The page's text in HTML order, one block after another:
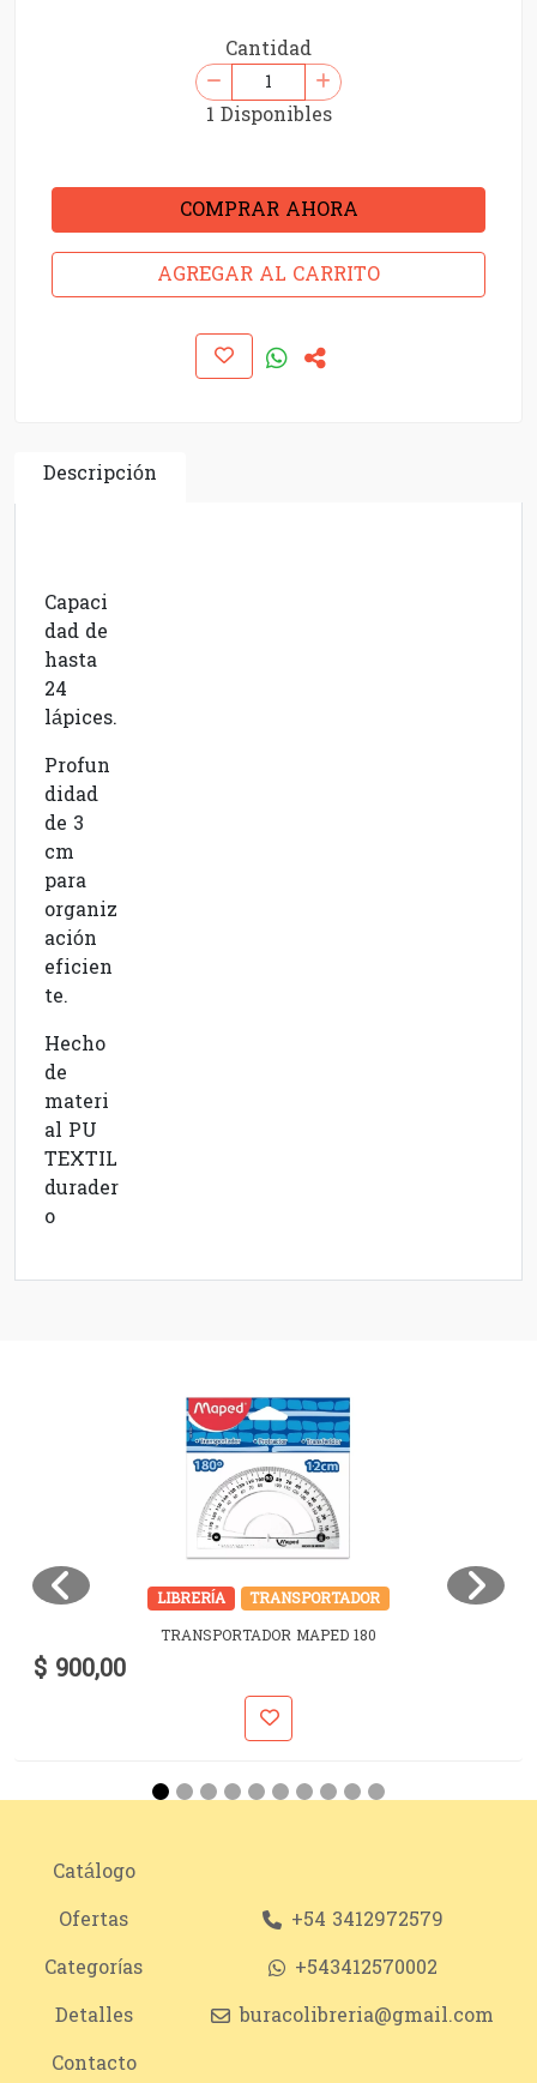
Cantidad
1 Disponibles
COMPRAR AHORA
AGREGAR AL CARRITO
Descripción
Capaci
dad de
hasta
24
lápices.
Profun
didad
de 3
cm
para
organiz
ación
eficien
te.
Hecho
de
materi
al PU
TEXTIL
durader
o
LIBRERÍA
TRANSPORTADOR
TRANSPORTADOR MAPED 180
$ 900,00
Catálogo
Ofertas
Categorías
Detalles
Contacto
+54 3412972579
+543412570002
buracolibreria@gmail.com